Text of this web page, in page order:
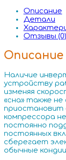
Описание
Детали
Отзывы (0)
Описание
Наличие
устройству
изменяя
«сна» также
приостановит
компрессора
постоянно
постоянных
сберегает
обычные